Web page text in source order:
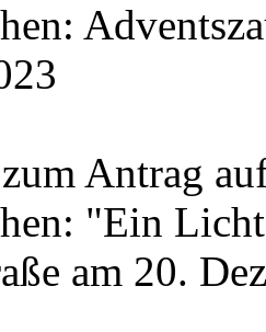
Antrag
"Ein
am 20.